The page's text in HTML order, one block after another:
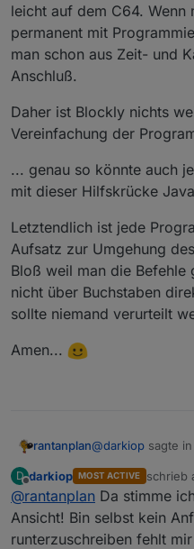
leicht auf dem C64. Wenn
permanent mit
man schon aus Zeit- und
Anschluß.
Daher ist Blockly nichts
Vereinfachung der
... genau so könnte auch
mit dieser Hilfskrücke
Letztendlich ist jede
Aufsatz zur Umgehung
Bloß weil man die Befehle
nicht über Buchstaben
sollte niemand verurteilt
Amen...
rantanplan@darkiop sagte in
Zum Thema
Ja die
Anwender der
Aber auch der
Aus Anfängern
Und die
D
Offline
darkiop MOST ACTIVE schrieb
zuletzt
@rantanplan Da stimme
Ansicht! Bin selbst kein
runterzuschreiben fehlt